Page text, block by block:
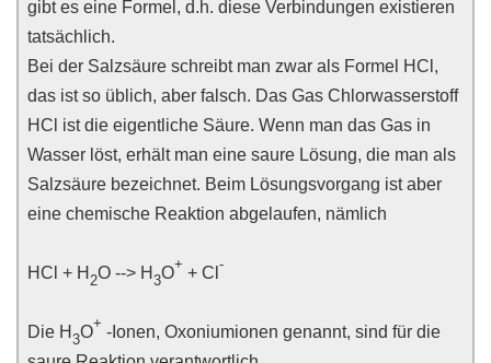
gibt es eine Formel, d.h. diese Verbindungen existieren
tatsächlich.
Bei der Salzsäure schreibt man zwar als Formel HCl,
das ist so üblich, aber falsch. Das Gas Chlorwasserstoff
HCl ist die eigentliche Säure. Wenn man das Gas in
Wasser löst, erhält man eine saure Lösung, die man als
Salzsäure bezeichnet. Beim Lösungsvorgang ist aber
eine chemische Reaktion abgelaufen, nämlich
HCl + H 2O --> H 3O+ + Cl -
Die H 3O+ -Ionen, Oxoniumionen genannt, sind für die